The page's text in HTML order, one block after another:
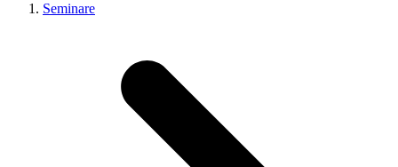
Seminare